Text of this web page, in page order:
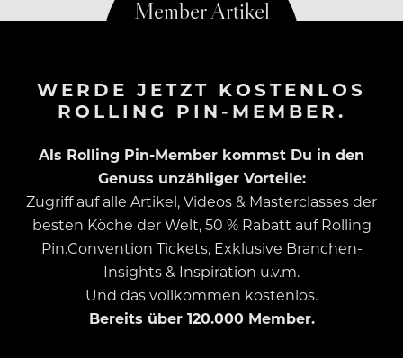
WERDE JETZT KOSTENLOS
ROLLING PIN-MEMBER.
Als Rolling Pin-Member kommst Du in den
Genuss unzähliger Vorteile:
Zugriff auf alle Artikel, Videos & Masterclasses der
besten Köche der Welt, 50 % Rabatt auf Rolling
Pin.Convention Tickets, Exklusive Branchen-
Insights & Inspiration u.v.m.
Und das vollkommen kostenlos.
Bereits über 120.000 Member.